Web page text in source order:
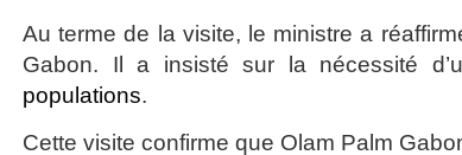
Au terme de la visite, le ministre a
Gabon. Il a insisté sur la nécessité
populations.
Cette visite confirme que Olam Palm